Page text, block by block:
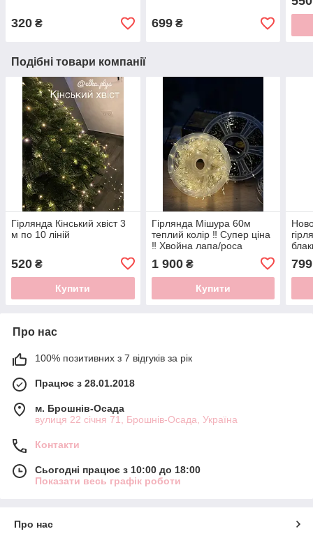
320 ₴ 699₴
Подібні товари компанії
Гірлянда Кінський хвіст 3
м по 10 ліній
520 ₴
Купити
Гірлянда Мішура 60м
теплий колір ‼️ Супер ціна
‼️ Хвойна лапа/роса
1 900₴
Купити
799
Про нас
100% позитивних з 7 відгуків за рік
Працює з 28.01.2018
м. Брошнів-Осада
вулиця 22 січня 71, Брошнів-Осада, Україна
Контакти
Сьогодні працює з 10:00 до 18:00
Показати весь графік роботи
Про нас